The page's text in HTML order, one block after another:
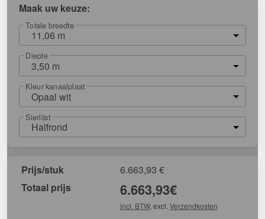
Maak uw keuze:
Totale breedte
11,06 m
Diepte
3,50 m
Kleur kanaalplaat
Opaal wit
Sierlijst
Halfrond
Prijs/stuk 6.663,93 €
Totaal prijs
6.663,93€
incl. BTW, excl. Verzendkosten